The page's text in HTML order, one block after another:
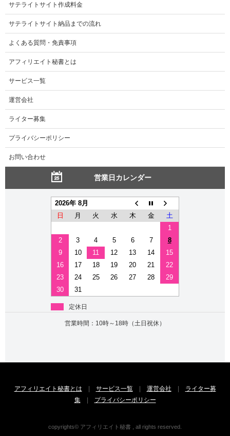
サテライトサイト作成料金
サテライトサイト納品までの流れ
よくある質問・免責事項
アフィリエイト秘書とは
サービス一覧
運営会社
ライター募集
プライバシーポリシー
お問い合わせ
営業日カレンダー
2026年 8月
日
月 火 水 木 金
土
1
2
3 4 5 6 7
8
9
10 11 12 13 14
15
16
17 18 19 20 21
22
23
24 25 26 27 28
29
30
31
定休日
営業時間：10時～18時（土日祝休）
アフィリエイト秘書とは | サービス一覧| 運営会社 |
ライター募
集| プライバシーポリシー
copyrights© アフィリエイト秘書 , all rights reserved.